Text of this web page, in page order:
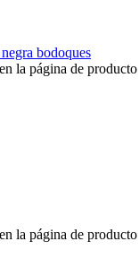
la página de producto
la página de producto